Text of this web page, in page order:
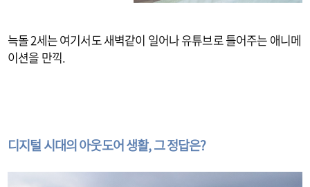
늑돌 2세는 여기서도 새벽같이 일어나 유튜브로 틀어주는 애니메
이션을 만끽.
디지털 시대의 아웃도어 생활, 그 정답은?